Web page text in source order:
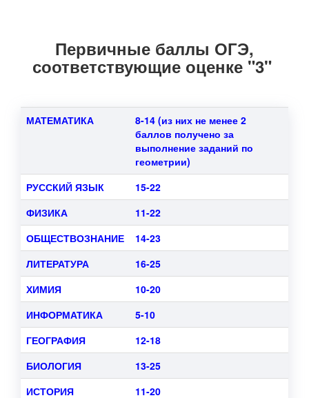
Первичные баллы ОГЭ,
соответствующие оценке "3"
МАТЕМАТИКА 8-14 (из них не менее 2
баллов получено за
выполнение заданий по
геометрии)
РУССКИЙ ЯЗЫК
15-22
ФИЗИКА
11-22
ОБЩЕСТВОЗНАНИЕ
14-23
ЛИТЕРАТУРА
16-25
ХИМИЯ
10-20
ИНФОРМАТИКА
5-10
ГЕОГРАФИЯ
12-18
БИОЛОГИЯ
13-25
ИСТОРИЯ
11-20